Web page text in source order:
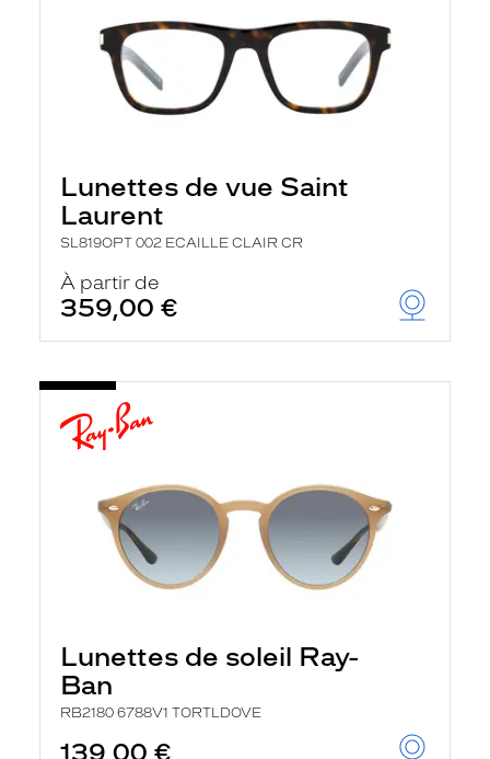
Lunettes de vue Saint
Laurent
SL819OPT 002 ECAILLE CLAIR CR
À partir de
359,00 €
Lunettes de soleil Ray-
Ban
RB2180 6788V1 TORTLDOVE
139,00 €